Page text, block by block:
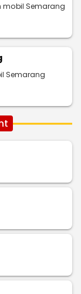
mobil Semarang
Semarang